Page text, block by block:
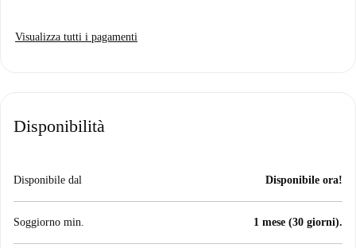
Visualizza tutti i pagamenti
Disponibilità
Disponibile dal Disponibile ora!
Soggiorno min. 1 mese (30 giorni).